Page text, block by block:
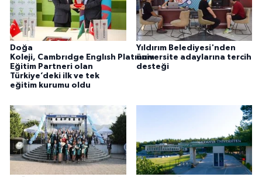
Doğa
Koleji, Cambrıdge Englısh Platınum
Eğitim Partneri olan
Türkiye’deki ilk ve tek
eğitim kurumu oldu
Yıldırım Belediyesi'nden
üniversite adaylarına tercih
desteği